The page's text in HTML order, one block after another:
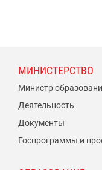
МИНИСТЕРСТВО
Министр
Деятельность
Документы
Госпрограммы и